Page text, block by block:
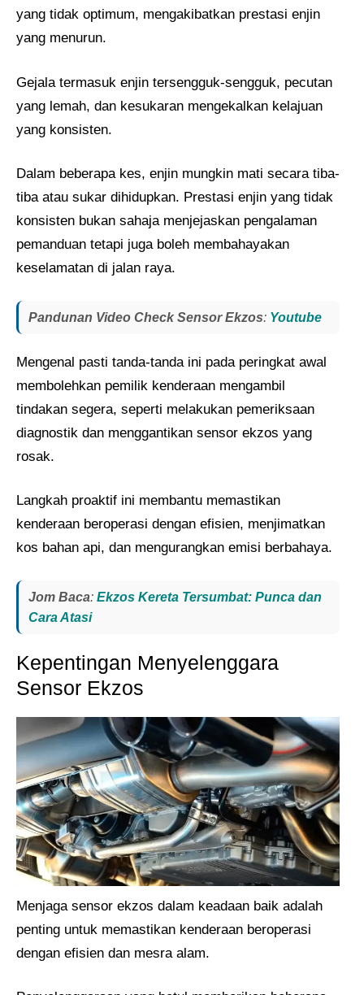
yang tidak optimum, mengakibatkan prestasi enjin
yang menurun.
Gejala termasuk enjin tersengguk-sengguk, pecutan
yang lemah, dan kesukaran mengekalkan kelajuan
yang konsisten.
Dalam beberapa kes, enjin mungkin mati secara tiba-
tiba atau sukar dihidupkan. Prestasi enjin yang tidak
konsisten bukan sahaja menjejaskan pengalaman
pemanduan tetapi juga boleh membahayakan
keselamatan di jalan raya.
Pandunan Video Check Sensor Ekzos: Youtube
Mengenal pasti tanda-tanda ini pada peringkat awal
membolehkan pemilik kenderaan mengambil
tindakan segera, seperti melakukan pemeriksaan
diagnostik dan menggantikan sensor ekzos yang
rosak.
Langkah proaktif ini membantu memastikan
kenderaan beroperasi dengan efisien, menjimatkan
kos bahan api, dan mengurangkan emisi berbahaya.
Jom Baca: Ekzos Kereta Tersumbat: Punca dan
Cara Atasi
Kepentingan Menyelenggara
Sensor Ekzos
Menjaga sensor ekzos dalam keadaan baik adalah
penting untuk memastikan kenderaan beroperasi
dengan efisien dan mesra alam.